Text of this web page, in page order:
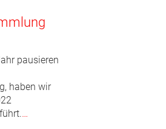
pausieren
haben wir
…